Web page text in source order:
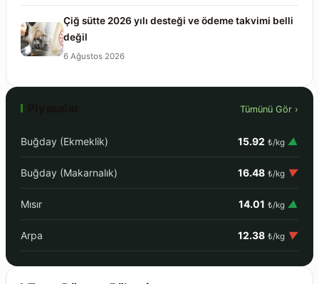
Çiğ sütte 2026 yılı desteği ve ödeme takvimi belli
değil
6 Ağustos 2026
Tümünü Gör ›
Buğday (Ekmeklik) 15.92 ₺/kg ▲
Buğday (Makarnalık) 16.48 ₺/kg ▼
Mısır 14.01 ₺/kg ▲
Arpa 12.38 ₺/kg ▼